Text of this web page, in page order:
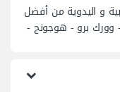
و اليدوية من أفضل
وورك برو - هوجونج -